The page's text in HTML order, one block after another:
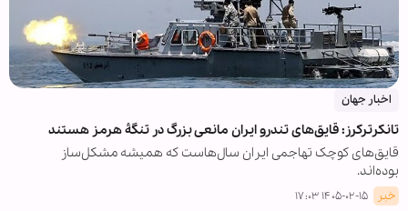
اخبار جهان
تانکرترکرز: قایق‌های تندرو ایران مانعی بزرگ در تنگهٔ هرمز هستند
قایق‌های کوچک تهاجمی ایران سال‌هاست که همیشه مشکل‌ساز
بوده‌اند.
خبر ۱۴۰۵-۰۲-۱۵ ۱۷:۰۳